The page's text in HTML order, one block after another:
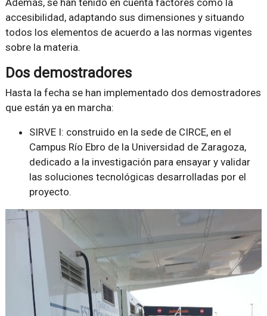
Además, se han tenido en cuenta factores como la
accesibilidad, adaptando sus dimensiones y situando
todos los elementos de acuerdo a las normas vigentes
sobre la materia.
Dos demostradores
Hasta la fecha se han implementado dos demostradores
que están ya en marcha:
SIRVE I: construido en la sede de CIRCE, en el
Campus Río Ebro de la Universidad de Zaragoza,
dedicado a la investigación para ensayar y validar
las soluciones tecnológicas desarrolladas por el
proyecto.